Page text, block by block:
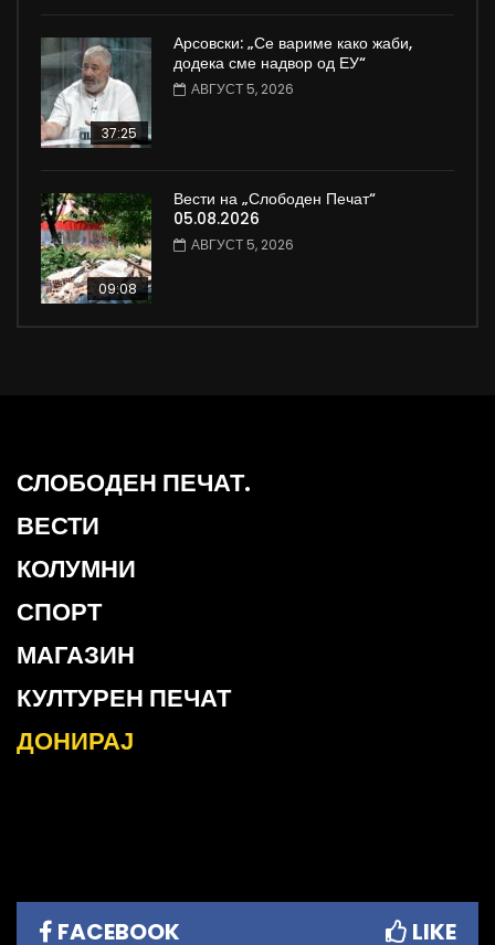
37:25
Арсовски: „Се вариме како жаби,
додека сме надвор од ЕУ“
АВГУСТ 5, 2026
09:08
Вести на „Слободен Печат“
05.08.2026
АВГУСТ 5, 2026
СЛОБОДЕН ПЕЧАТ.
ВЕСТИ
КОЛУМНИ
СПОРТ
МАГАЗИН
КУЛТУРЕН ПЕЧАТ
ДОНИРАЈ
FACEBOOK LIKE